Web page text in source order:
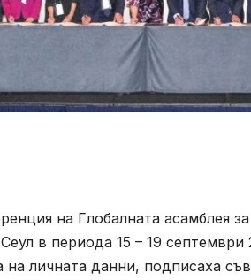
на Глобалната асамблея
в периода 15 – 19
на личната данни, подписаха